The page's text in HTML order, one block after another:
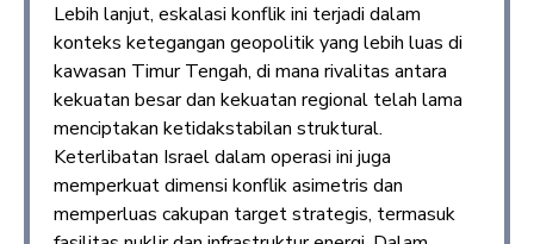
Lebih lanjut, eskalasi konflik ini terjadi dalam
konteks ketegangan geopolitik yang lebih luas di
kawasan Timur Tengah, di mana rivalitas antara
kekuatan besar dan kekuatan regional telah lama
menciptakan ketidakstabilan struktural.
Keterlibatan Israel dalam operasi ini juga
memperkuat dimensi konflik asimetris dan
memperluas cakupan target strategis, termasuk